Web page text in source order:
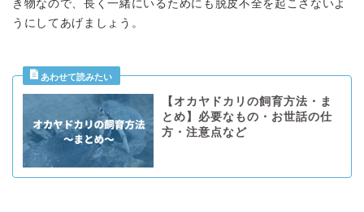
き物なので、長く一緒にいるためにも脱皮不全を起こさないよ
うにしてあげましょう。
【オカヤドカリの飼育方法・ま
とめ】必要なもの・お世話の仕
方・注意点など